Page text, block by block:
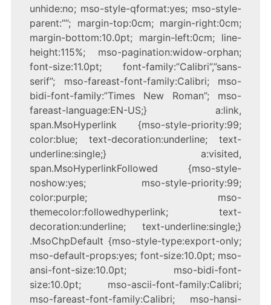
unhide:no; mso-style-qformat:yes; mso-style-
parent:””; margin-top:0cm; margin-right:0cm;
margin-bottom:10.0pt; margin-left:0cm; line-
height:115%; mso-pagination:widow-orphan;
font-size:11.0pt; font-family:”Calibri”,”sans-
serif”; mso-fareast-font-family:Calibri; mso-
bidi-font-family:”Times New Roman”; mso-
fareast-language:EN-US;} a:link,
span.MsoHyperlink {mso-style-priority:99;
color:blue; text-decoration:underline; text-
underline:single;} a:visited,
span.MsoHyperlinkFollowed {mso-style-
noshow:yes; mso-style-priority:99;
color:purple; mso-
themecolor:followedhyperlink; text-
decoration:underline; text-underline:single;}
.MsoChpDefault {mso-style-type:export-only;
mso-default-props:yes; font-size:10.0pt; mso-
ansi-font-size:10.0pt; mso-bidi-font-
size:10.0pt; mso-ascii-font-family:Calibri;
mso-fareast-font-family:Calibri; mso-hansi-